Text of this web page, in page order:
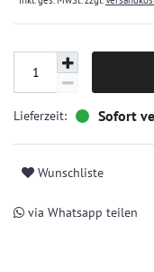
Sofort
Wunschliste
via Whatsapp teilen